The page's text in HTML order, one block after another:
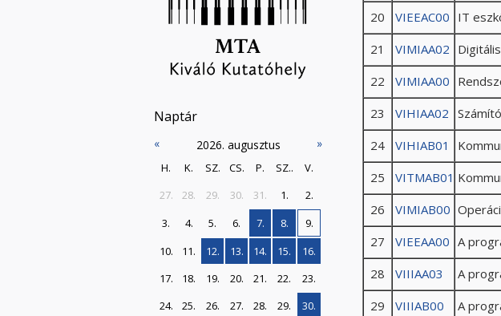
Naptár
« 2026. augusztus »
H. K. SZ. CS. P. SZ..
V.
27.
28. 29. 30. 31. 1.
2.
3.
4. 5. 6. 7. 8.
9.
10.
11. 12. 13. 14. 15.
16.
17.
18. 19. 20. 21. 22.
23.
24.
25. 26. 27. 28. 29.
30.
20 VIEEAC00 IT
21 VIMIAA02
22 VIMIAA00
23 VIHIAA02
24 VIHIAB01
25 VITMAB01
26 VIMIAB00
27 VIEEAA00 A
28 VIIIAA03 A
29 VIIIAB00 A